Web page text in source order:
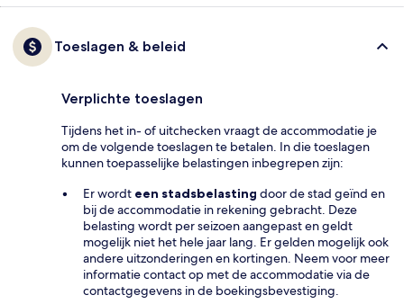
Toeslagen & beleid
Verplichte toeslagen
Tijdens het in- of uitchecken vraagt de accommodatie je
om de volgende toeslagen te betalen. In die toeslagen
kunnen toepasselijke belastingen inbegrepen zijn:
Er wordt een stadsbelasting door de stad geïnd en
bij de accommodatie in rekening gebracht. Deze
belasting wordt per seizoen aangepast en geldt
mogelijk niet het hele jaar lang. Er gelden mogelijk ook
andere uitzonderingen en kortingen. Neem voor meer
informatie contact op met de accommodatie via de
contactgegevens in de boekingsbevestiging.